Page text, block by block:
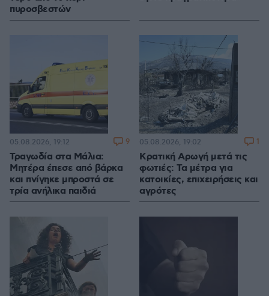
πυροσβεστών
Τραγωδία στα Μάλια:
Μητέρα έπεσε από βάρκα
και πνίγηκε μπροστά σε
τρία ανήλικα παιδιά
05.08.2026, 19:12 9
Κρατική Αρωγή μετά τις
φωτιές: Τα μέτρα για
κατοικίες, επιχειρήσεις και
αγρότες
05.08.2026, 19:02 1